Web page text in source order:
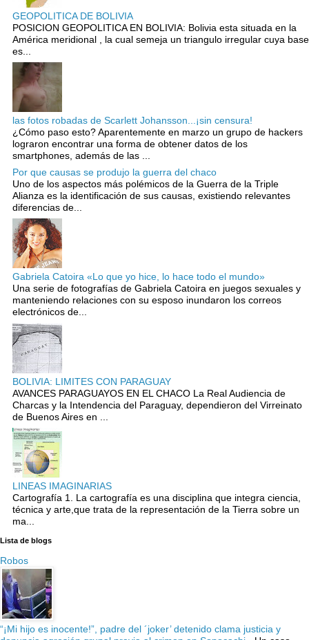
GEOPOLITICA DE BOLIVIA
POSICION GEOPOLITICA EN BOLIVIA: Bolivia esta situada en la
América meridional , la cual semeja un triangulo irregular cuya base
es...
las fotos robadas de Scarlett Johansson...¡sin censura!
¿Cómo paso esto? Aparentemente en marzo un grupo de hackers
lograron encontrar una forma de obtener datos de los
smartphones, además de las ...
Por que causas se produjo la guerra del chaco
Uno de los aspectos más polémicos de la Guerra de la Triple
Alianza es la identificación de sus causas, existiendo relevantes
diferencias de...
Gabriela Catoira «Lo que yo hice, lo hace todo el mundo»
Una serie de fotografías de Gabriela Catoira en juegos sexuales y
manteniendo relaciones con su esposo inundaron los correos
electrónicos de...
BOLIVIA: LIMITES CON PARAGUAY
AVANCES PARAGUAYOS EN EL CHACO La Real Audiencia de
Charcas y la Intendencia del Paraguay, dependieron del Virreinato
de Buenos Aires en ...
LINEAS IMAGINARIAS
Cartografía 1. La cartografía es una disciplina que integra ciencia,
técnica y arte,que trata de la representación de la Tierra sobre un
ma...
Lista de blogs
Robos
“¡Mi hijo es inocente!”, padre del ´joker’ detenido clama justicia y